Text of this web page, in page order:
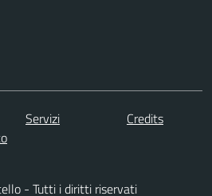
Servizi
Credits
- Tutti i diritti riservati